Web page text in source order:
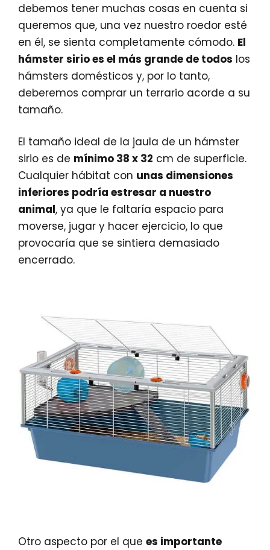
debemos tener muchas cosas en cuenta si
queremos que, una vez nuestro roedor esté
en él, se sienta completamente cómodo. El
hámster sirio es el más grande de todos los
hámsters domésticos y, por lo tanto,
deberemos comprar un terrario acorde a su
tamaño.
El tamaño ideal de la jaula de un hámster
sirio es de mínimo 38 x 32 cm de superficie.
Cualquier hábitat con unas dimensiones
inferiores podría estresar a nuestro
animal, ya que le faltaría espacio para
moverse, jugar y hacer ejercicio, lo que
provocaría que se sintiera demasiado
encerrado.
Otro aspecto por el que es importante